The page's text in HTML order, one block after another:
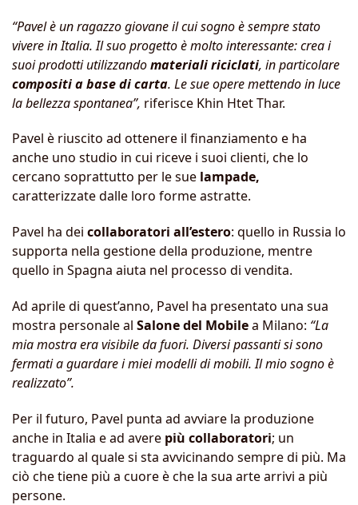
“Pavel è un ragazzo giovane il cui sogno è sempre stato
vivere in Italia. Il suo progetto è molto interessante: crea i
suoi prodotti utilizzandomateriali riciclati, in particolare
compositi a base di carta. Le sue opere mettendo in luce
la bellezza spontanea”, riferisce Khin Htet Thar.
Pavel è riuscito ad ottenere il finanziamento e ha
anche uno studio in cui riceve i suoi clienti, che lo
cercano soprattutto per le sue lampade,
caratterizzate dalle loro forme astratte.
Pavel ha dei collaboratori all’estero: quello in Russia lo
supporta nella gestione della produzione, mentre
quello in Spagna aiuta nel processo di vendita.
Ad aprile di quest’anno, Pavel ha presentato una sua
mostra personale al Salone del Mobilea Milano: “La
mia mostra era visibile da fuori. Diversi passanti si sono
fermati a guardare i miei modelli di mobili. Il mio sogno è
realizzato”.
Per il futuro, Pavel punta ad avviare la produzione
anche in Italia e ad avere più collaboratori; un
traguardo al quale si sta avvicinando sempre di più. Ma
ciò che tiene più a cuore è che la sua arte arrivi a più
persone.